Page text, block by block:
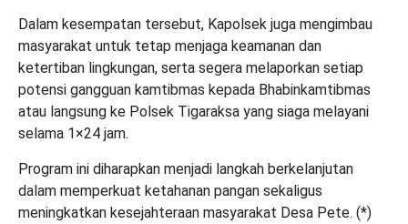
Dalam kesempatan tersebut, Kapolsek juga mengimbau
masyarakat untuk tetap menjaga keamanan dan
ketertiban lingkungan, serta segera melaporkan setiap
potensi gangguan kamtibmas kepada Bhabinkamtibmas
atau langsung ke Polsek Tigaraksa yang siaga melayani
selama 1×24 jam.
Program ini diharapkan menjadi langkah berkelanjutan
dalam memperkuat ketahanan pangan sekaligus
meningkatkan kesejahteraan masyarakat Desa Pete. (*)